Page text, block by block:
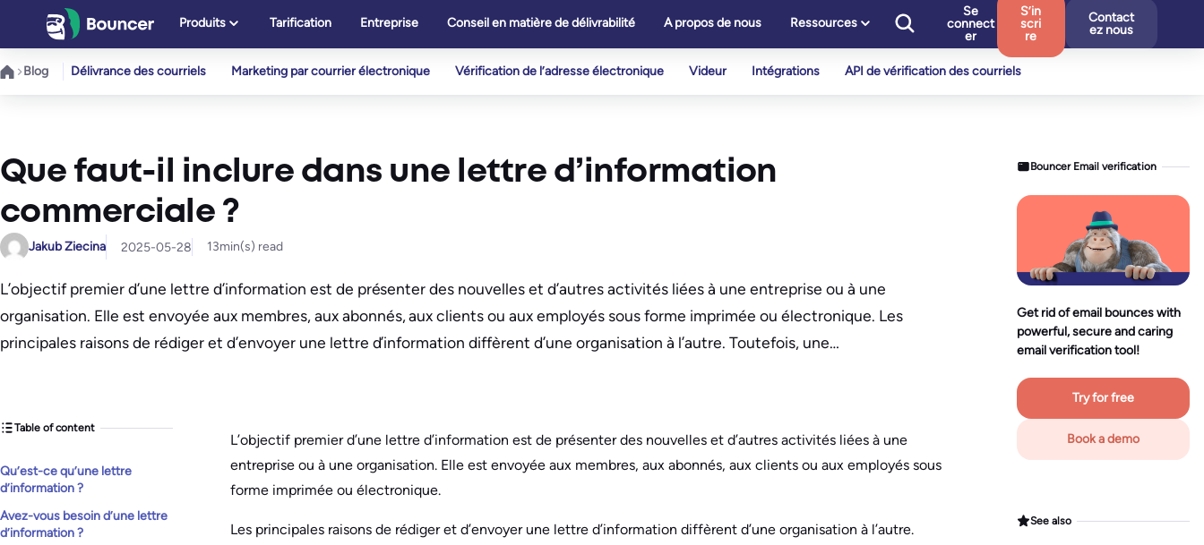
contenu
Produits Tarification Entreprise Conseil en matière de délivrabilité A propos de nous Ressources
Se
connect
er
S’in
scri
re
Contact
ez nous
Blog Délivrance des courriels Marketing par courrier électronique Vérification de l’adresse électronique Videur Intégrations API de vérification des courriels
Que faut-il inclure dans une lettre d’information
commerciale ?
Jakub Ziecina 2025-05-28 13min(s) read
L’objectif premier d’une lettre d’information est de présenter des nouvelles et d’autres activités liées à une entreprise ou à une
organisation. Elle est envoyée aux membres, aux abonnés, aux clients ou aux employés sous forme imprimée ou électronique. Les
principales raisons de rédiger et d’envoyer une lettre d’information diffèrent d’une organisation à l’autre. Toutefois, une…
Table of content
Qu’est-ce qu’une lettre
d’information ?
Avez-vous besoin d’une lettre
d’information ?
L’objectif premier d’une lettre d’information est de présenter des nouvelles et d’autres activités liées à une
entreprise ou à une organisation. Elle est envoyée aux membres, aux abonnés, aux clients ou aux employés sous
forme imprimée ou électronique.
Les principales raisons de rédiger et d’envoyer une lettre d’information diffèrent d’une organisation à l’autre.
Bouncer Email verification
Get rid of email bounces with
powerful, secure and caring
email verification tool!
Try for free
Book a demo
See also